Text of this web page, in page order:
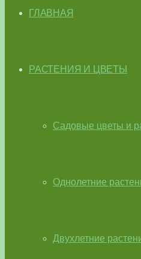
ГЛАВНАЯ
РАСТЕНИЯ И ЦВЕТЫ
Садовые цветы и
Однолетние
Двухлетние